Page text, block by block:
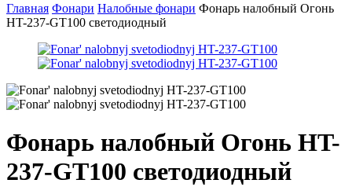
Главная Фонари Налобные фонари Фонарь налобный Огонь
HT-237-GT100 светодиодный
Фонарь налобный Огонь HT-
237-GT100 светодиодный